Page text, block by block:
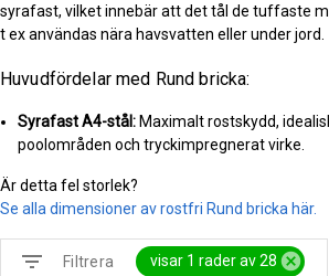
syrafast, vilket innebär att det tål de tuffaste
t ex användas nära havsvatten eller under jord.
Huvudfördelar med Rund bricka:
Syrafast A4-stål: Maximalt rostskydd,
poolområden och tryckimpregnerat virke.
Är detta fel storlek?
Se alla dimensioner av rostfri Rund bricka här.
filter_list Filtrera visar 1 rader av 28 cancel